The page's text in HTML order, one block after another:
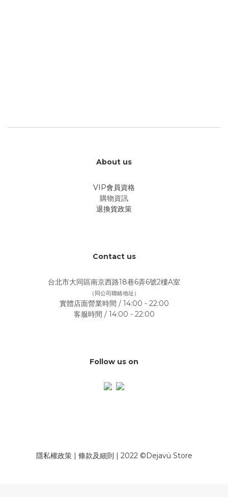
About us
VIP會員資格
購物資訊
退換貨政策
Contact us
台北市大同區南京西路18巷6弄6號2樓A室
（同公司聯絡地址）
實體店面營業時間 / 14:00 - 22:00
客服時間 / 14:00 - 22:00
Follow us on
隱私權政策| 條款及細則 | 2022 ©Dejavü Store